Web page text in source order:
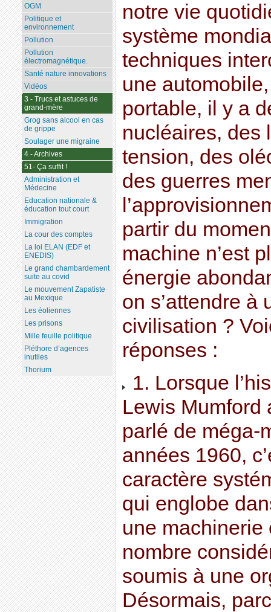
notre vie
système
techniques
une
portable, il y a
nucléaires, des
tension, des
des guerres
partir du
machine n’est
énergie
on s’attendre à
civilisation ?
réponses :
1. Lorsque
Lewis Mumford
parlé de méga-
années 1960,
caractère
qui englobe
une machinerie
nombre
soumis à une
Désormais,
OGM
Politique et
environnement
Pollution
Pollution
électromagnétique.
Santé nature innovations
Vidéos
3 - Trucs et astuces de
grand-mère
Grog sans alcool en cas
de grippe
Soulager une migraine
4 - Archives
51- Ça suffit !
Administration et
Médecine
Education nationale &
éducation tout court
Immigration
La cour des comptes
La loi ELAN (EDF et
ENEDIS)
Le grand chambardement
suite au covid
Le mouvement Zapatiste
au Mexique
Les éoliennes
Les prisons
Mille feuille politique
Pléthore d’agences
inutiles
Thorium